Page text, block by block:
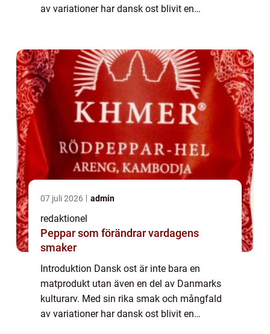
av variationer har dansk ost blivit en
att...
07 juli 2026 admin
redaktionel
Peppar som förändrar vardagens
smaker
Introduktion Dansk ost är inte bara en
matprodukt utan även en del av Danmarks
kulturarv. Med sin rika smak och mångfald
av variationer har dansk ost blivit en